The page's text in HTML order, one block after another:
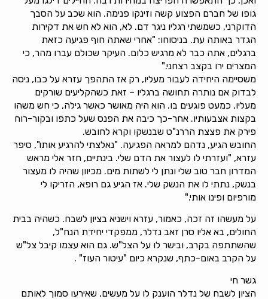
גופו של חברם הפצוע קשה וזינקו פנימה. הוא שכב על הסבך
הדוקרני, כשמשתי רגליו ניגר דם. לא, הוא לא חש את דקירות
הגדר באותה עת. בניסוחו: "אחרי שאתה חוף פגיעה כזאת
ברגלים, אתה כבר לא מרגיש כלום. העיקר שכולם עברו מהר, כי
המצרים ירו בקצב רצחני."
משסיימה היחידה לעבור מעליו, רק אז התהפך עזרא על כבו, ניסה
לבדוק אם נותרה תחושה ברגליו – זאת כשהקליעים שורקים
מעליו, כמעט פוגעים בו. הוא היה מאושר כאשר גילה, כי חש משהו
בקצות אצבעותיו. אחר-כך כיבה את הפנס שעל כתפו ובקור-רוח
פירק את פצצת הררנ"ט שבנשקו וקרא לחובש.
החובש הגיע, נדהם למראה הפגיעה. "נאלצתי להרגיע אותו", סיפר
עזרא, "ועזרתי לו לעצור את הדם שלי. בינתיים, חזר אלי מראש
המדרון חבר טוב שלי ונתן לי לשתות מים. מכיוון שהיה לו מעצור
בנשק, נתתי לו את הנשק שלי. אז הגיע גם רופא, הזריקו לי
מורפיום ופינו אותי."
על מעשהו זה זכה, כאמור, עזרא וישניא בציון לשבח. כשהיה בבית
החולים, בא אליו סרן זאב נדלר, ממפקדי יחידת הנח"ל,
שהשתתפה בקרב, ובישר לו על הצל"ש. גם הוא עצמו קיבל צל"ש
על הקרב באום-כתף, שנקרא כיום "עיטור העוז" .
גשר חי
הציון לשבח של נדלר הוענק לו על מעשים, שאירעו סמוך לאותם